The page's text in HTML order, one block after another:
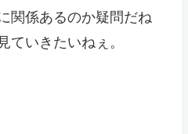
関係あるのか疑問だね
ていきたいねぇ。